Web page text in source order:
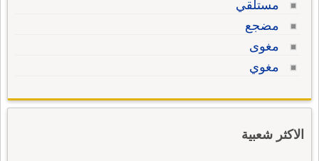
مستلقي
مضجع
مغوى
مغوي
الاكثر شعبية